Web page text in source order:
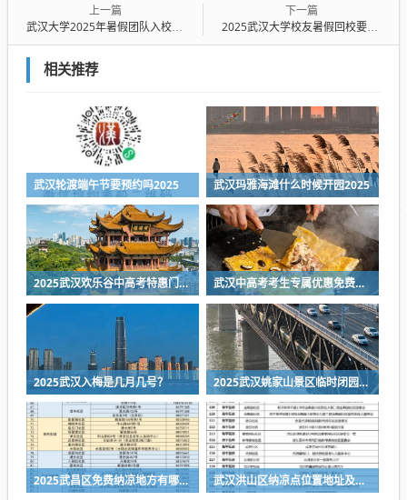
上一篇
武汉大学2025年暑假团队入校预约时间+预约对象+预约邮箱
下一篇
2025武汉大学校友暑假回校要预约吗？
相关推荐
武汉轮渡端午节要预约吗2025 武汉玛雅海滩什么时候开园2025
2025武汉欢乐谷中高考特惠门票最新消息 武汉中高考考生专属优惠免费合集2025（持续更新中）
2025武汉入梅是几月几号？ 2025武汉姚家山景区临时闭园公告
2025武昌区免费纳凉地方有哪些? 武汉洪山区纳凉点位置地址及电话号码一览表2025